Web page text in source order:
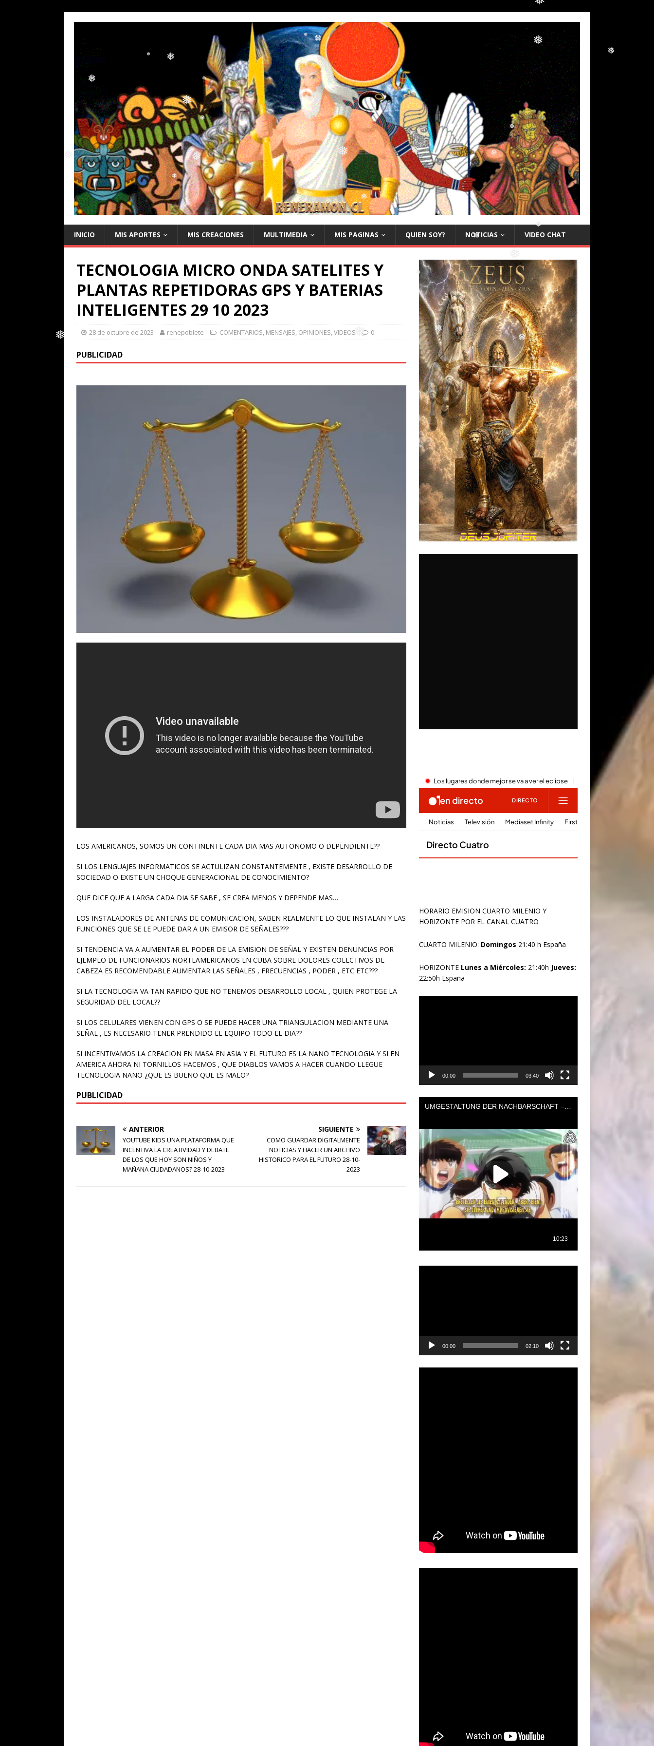
❅
❅
❅
❅
❅
❅
❅
❅
❅
❅
❅
❅
❅ ❅ ❅
❅
❅
❅
❅
❅
❅
❅
❅
❅
❅
INICIO MIS APORTES MIS CREACIONES MULTIMEDIA MIS PAGINAS QUIEN SOY? NOTICIAS VIDEO CHAT
TECNOLOGIA MICRO ONDA SATELITES Y
PLANTAS REPETIDORAS GPS Y BATERIAS
INTELIGENTES 29 10 2023
28 de octubre de 2023 renepoblete COMENTARIOS, MENSAJES, OPINIONES,VIDEOS 0
PUBLICIDAD
LOS AMERICANOS, SOMOS UN CONTINENTE CADA DIA MAS AUTONOMO O DEPENDIENTE??
SI LOS LENGUAJES INFORMATICOS SE ACTULIZAN CONSTANTEMENTE , EXISTE DESARROLLO DE
SOCIEDAD O EXISTE UN CHOQUE GENERACIONAL DE CONOCIMIENTO?
QUE DICE QUE A LARGA CADA DIA SE SABE , SE CREA MENOS Y DEPENDE MAS…
LOS INSTALADORES DE ANTENAS DE COMUNICACION, SABEN REALMENTE LO QUE INSTALAN Y LAS
FUNCIONES QUE SE LE PUEDE DAR A UN EMISOR DE SEÑALES???
SI TENDENCIA VA A AUMENTAR EL PODER DE LA EMISION DE SEÑAL Y EXISTEN DENUNCIAS POR
EJEMPLO DE FUNCIONARIOS NORTEAMERICANOS EN CUBA SOBRE DOLORES COLECTIVOS DE
CABEZA ES RECOMENDABLE AUMENTAR LAS SEÑALES , FRECUENCIAS , PODER , ETC ETC???
SI LA TECNOLOGIA VA TAN RAPIDO QUE NO TENEMOS DESARROLLO LOCAL , QUIEN PROTEGE LA
SEGURIDAD DEL LOCAL??
SI LOS CELULARES VIENEN CON GPS O SE PUEDE HACER UNA TRIANGULACION MEDIANTE UNA
SEÑAL , ES NECESARIO TENER PRENDIDO EL EQUIPO TODO EL DIA??
SI INCENTIVAMOS LA CREACION EN MASA EN ASIA Y EL FUTURO ES LA NANO TECNOLOGIA Y SI EN
AMERICA AHORA NI TORNILLOS HACEMOS , QUE DIABLOS VAMOS A HACER CUANDO LLEGUE
TECNOLOGIA NANO ¿QUE ES BUENO QUE ES MALO?
PUBLICIDAD
ANTERIOR
YOUTUBE KIDS UNA PLATAFORMA QUE
INCENTIVA LA CREATIVIDAD Y DEBATE
DE LOS QUE HOY SON NIÑOS Y
MAÑANA CIUDADANOS? 28-10-2023
SIGUIENTE
COMO GUARDAR DIGITALMENTE
NOTICIAS Y HACER UN ARCHIVO
HISTORICO PARA EL FUTURO 28-10-
2023
HORARIO EMISION CUARTO MILENIO Y
HORIZONTE POR EL CANAL CUATRO
CUARTO MILENIO: Domingos 21:40 h España
HORIZONTE Lunes a Miércoles: 21:40h Jueves:
22:50h España
00:00 03:40
00:00 02:10